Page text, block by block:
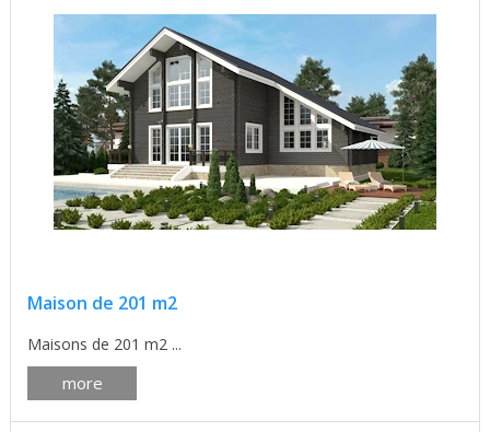
Maison de 201 m2
Maisons de 201 m2 ...
more